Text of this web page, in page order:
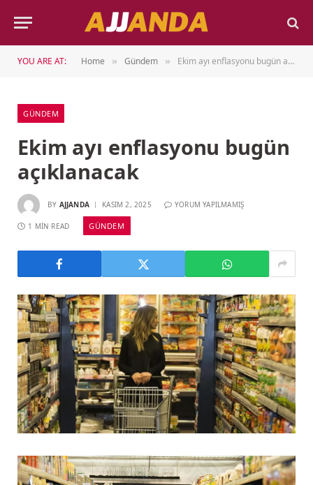
YOU ARE AT: Home » Gündem » Ekim ayı enflasyonu bugün açıklanacak
GÜNDEM
Ekim ayı enflasyonu bugün
açıklanacak
BY AJJANDA KASIM 2, 2025 YORUM YAPILMAMIŞ
1 MIN READ GÜNDEM